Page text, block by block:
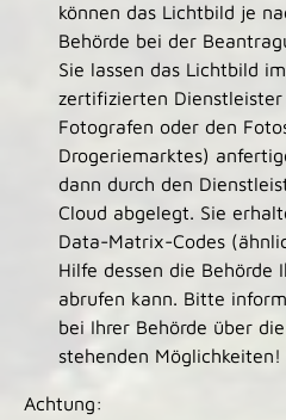
können das Lichtbild je
Behörde bei der
Sie lassen das Lichtbild
zertifizierten
Fotografen oder den
Drogeriemarktes)
dann durch den
Cloud abgelegt. Sie
Data-Matrix-Codes
Hilfe dessen die Behörde
abrufen kann. Bitte
bei Ihrer Behörde über
stehenden Möglichkeiten!
Achtung: